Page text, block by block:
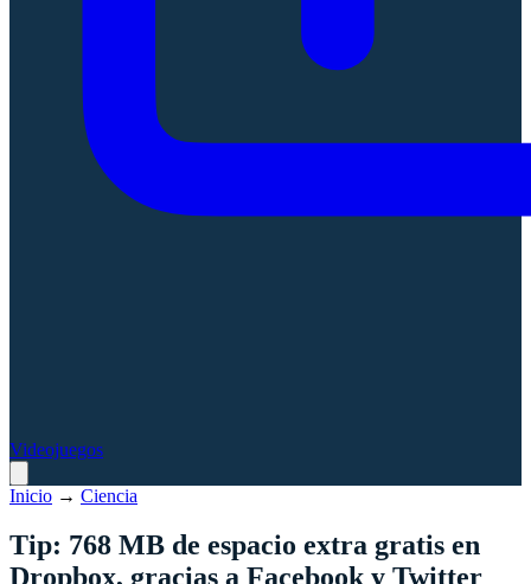
Videojuegos
Inicio → Ciencia
Tip: 768 MB de espacio extra gratis en
Dropbox, gracias a Facebook y Twitter